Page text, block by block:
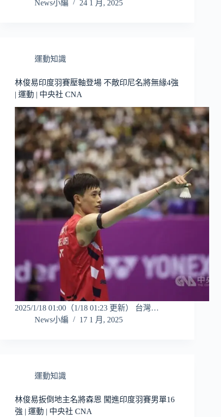
News小編
24 1 月, 2025
運動知識
林俊易印度羽賽壓軸登場 不敵印尼名將無緣4強
| 運動 | 中央社 CNA
2025/1/18 01:00（1/18 01:23 更新） 台灣…
News小編
17 1 月, 2025
運動知識
林俊易扳倒地主名將森恩 闖進印度羽賽男單16
強 | 運動 | 中央社 CNA